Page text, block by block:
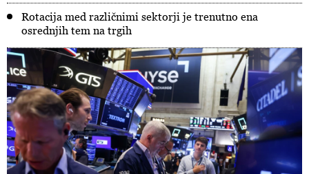
Rotacija med različnimi sektorji je trenutno ena
osrednjih tem na trgih